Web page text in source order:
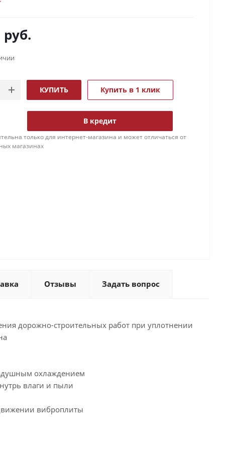
руб.
КУПИТЬ Купить в 1 клик
В кредит
только для интернет-магазина и может отличаться от
магазинах
Отзывы Задать вопрос
дорожно-строительных работ при уплотнении
охлаждением
влаги и пыли
виброплиты